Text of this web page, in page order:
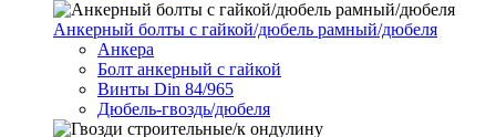
Анкерный болты с гайкой/дюбель рамный/дюбеля
Анкера
Болт анкерный с гайкой
Винты Din 84/965
Дюбель-гвоздь/дюбеля